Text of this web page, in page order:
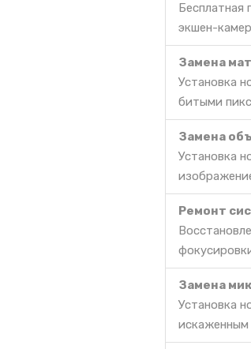
Бесплатная
экшен-
Замена
Установка
битыми
Замена
Установка
Ремонт
Замена
Установка